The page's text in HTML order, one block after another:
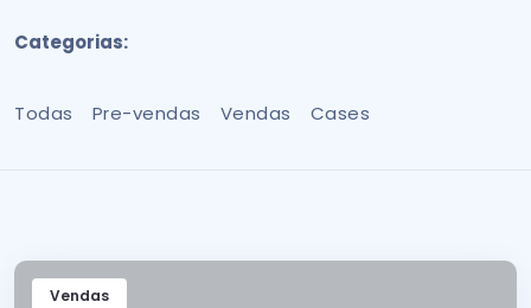
Categorias:
Todas Pre-vendas Vendas Cases
Vendas